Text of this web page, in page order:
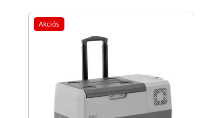
Akciós